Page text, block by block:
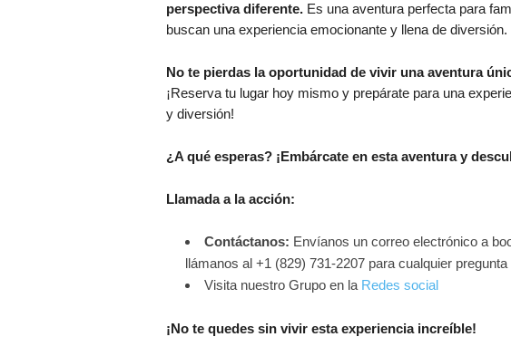
perspectiva diferente.Es una aventura perfecta para
buscan una experiencia emocionante y llena de diversión.
No te pierdas la oportunidad de vivir una aventura
¡Reserva tu lugar hoy mismo y prepárate para una
y diversión!
¿A qué esperas? ¡Embárcate en esta aventura y
Llamada a la acción:
Contáctanos: Envíanos un correo electrónico a
llámanos al +1 (829) 731-2207 para cualquier pregunta
Visita nuestro Grupo en la Redes social
¡No te quedes sin vivir esta experiencia increíble!